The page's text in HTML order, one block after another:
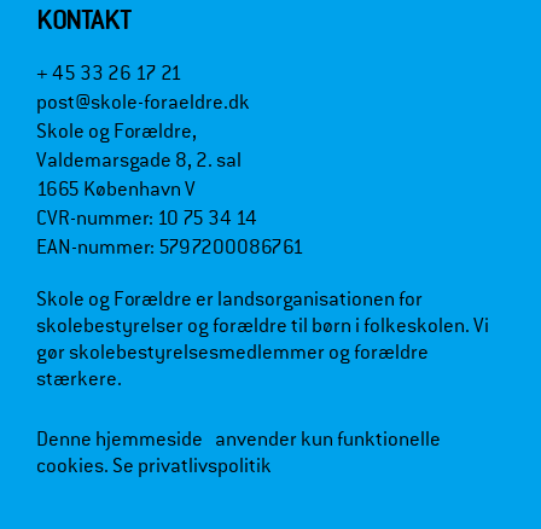
KONTAKT
+ 45 33 26 17 21
post@skole-foraeldre.dk
Skole og Forældre,
Valdemarsgade 8, 2. sal
1665 København V
CVR-nummer: 10 75 34 14
EAN-nummer: 5797200086761
Skole og Forældre er landsorganisationen for
skolebestyrelser og forældre til børn i folkeskolen. Vi
gør skolebestyrelsesmedlemmer og forældre
stærkere.
Denne hjemmeside anvender kun funktionelle
cookies. Se privatlivspolitik